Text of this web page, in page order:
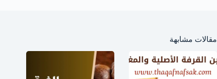
مقالات مشابهة